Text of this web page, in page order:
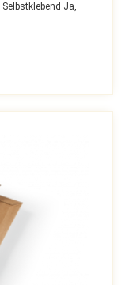
Selbstklebend Ja,